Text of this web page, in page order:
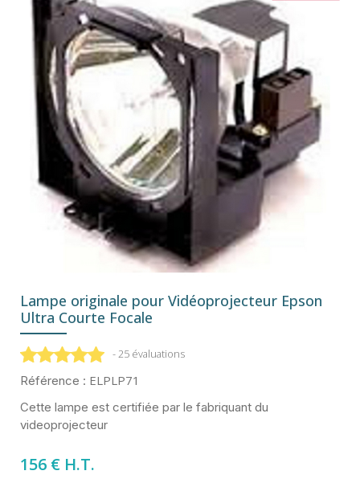
Lampe originale pour Vidéoprojecteur Epson
Ultra Courte Focale
- 25 évaluations
Référence : ELPLP71
Cette lampe est certifiée par le fabriquant du
videoprojecteur
156 € H.T.